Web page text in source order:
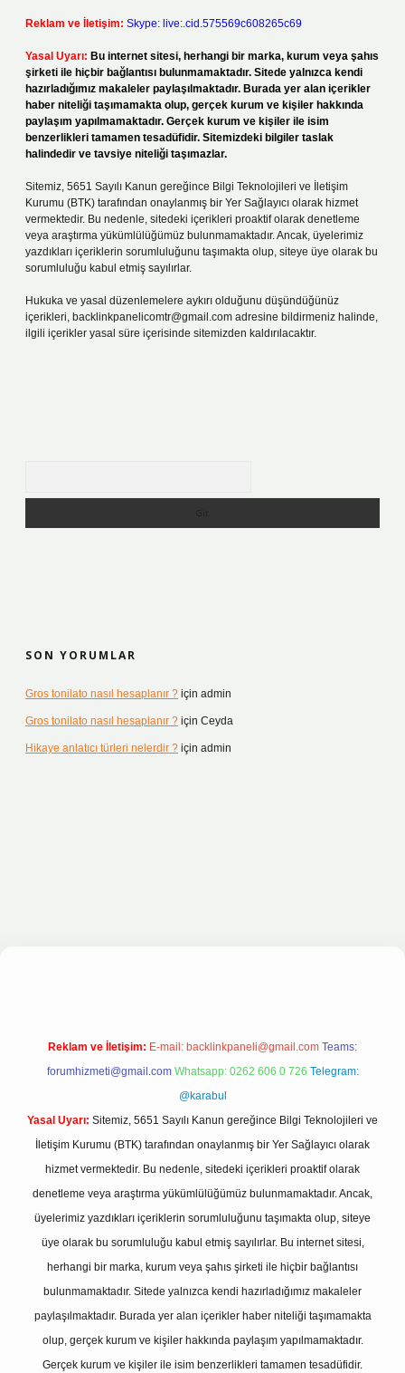
Reklam ve İletişim: Skype: live:.cid.575569c608265c69
Yasal Uyarı: Bu internet sitesi, herhangi bir marka, kurum veya şahıs
şirketi ile hiçbir bağlantısı bulunmamaktadır. Sitede yalnızca kendi
hazırladığımız makaleler paylaşılmaktadır. Burada yer alan içerikler
haber niteliği taşımamakta olup, gerçek kurum ve kişiler hakkında
paylaşım yapılmamaktadır. Gerçek kurum ve kişiler ile isim
benzerlikleri tamamen tesadüfidir. Sitemizdeki bilgiler taslak
halindedir ve tavsiye niteliği taşımazlar.
Sitemiz, 5651 Sayılı Kanun gereğince Bilgi Teknolojileri ve İletişim
Kurumu (BTK) tarafından onaylanmış bir Yer Sağlayıcı olarak hizmet
vermektedir. Bu nedenle, sitedeki içerikleri proaktif olarak denetleme
veya araştırma yükümlülüğümüz bulunmamaktadır. Ancak, üyelerimiz
yazdıkları içeriklerin sorumluluğunu taşımakta olup, siteye üye olarak bu
sorumluluğu kabul etmiş sayılırlar.
Hukuka ve yasal düzenlemelere aykırı olduğunu düşündüğünüz
içerikleri, backlinkpanelicomtr@gmail.com adresine bildirmeniz halinde,
ilgili içerikler yasal süre içerisinde sitemizden kaldırılacaktır.
SON YORUMLAR
Gros tonilato nasıl hesaplanır ? için admin
Gros tonilato nasıl hesaplanır ? için Ceyda
Hikaye anlatıcı türleri nelerdir ? için admin
Reklam ve İletişim: E-mail: backlinkpaneli@gmail.com Teams:
forumhizmeti@gmail.com Whatsapp: 0262 606 0 726 Telegram:
@karabul
Yasal Uyarı: Sitemiz, 5651 Sayılı Kanun gereğince Bilgi Teknolojileri ve
İletişim Kurumu (BTK) tarafından onaylanmış bir Yer Sağlayıcı olarak
hizmet vermektedir. Bu nedenle, sitedeki içerikleri proaktif olarak
denetleme veya araştırma yükümlülüğümüz bulunmamaktadır. Ancak,
üyelerimiz yazdıkları içeriklerin sorumluluğunu taşımakta olup, siteye
üye olarak bu sorumluluğu kabul etmiş sayılırlar. Bu internet sitesi,
herhangi bir marka, kurum veya şahıs şirketi ile hiçbir bağlantısı
bulunmamaktadır. Sitede yalnızca kendi hazırladığımız makaleler
paylaşılmaktadır. Burada yer alan içerikler haber niteliği taşımamakta
olup, gerçek kurum ve kişiler hakkında paylaşım yapılmamaktadır.
Gerçek kurum ve kişiler ile isim benzerlikleri tamamen tesadüfidir.